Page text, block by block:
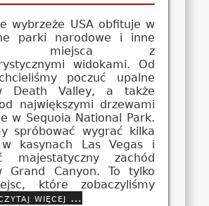
wybrzeże USA obfituje w
parki narodowe i inne
miejsca z
widokami. Od
poczuć upalne
Death Valley, a także
największymi drzewami
w Sequoia National Park.
spróbować wygrać kilka
kasynach Las Vegas i
majestatyczny zachód
Grand Canyon. To tylko
które zobaczyliśmy
więcej …